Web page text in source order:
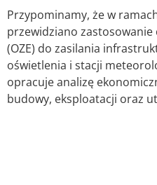
Przypominamy, że w
przewidziano zastosowanie
(OZE) do zasilania
oświetlenia i stacji
opracuje analizę
budowy, eksploatacji oraz